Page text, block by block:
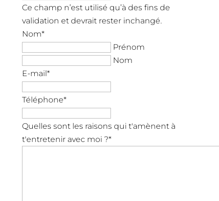
Ce champ n’est utilisé qu’à des fins de
validation et devrait rester inchangé.
Nom*
Prénom
Nom
E-mail*
Téléphone*
Quelles sont les raisons qui t'amènent à
t'entretenir avec moi ?*